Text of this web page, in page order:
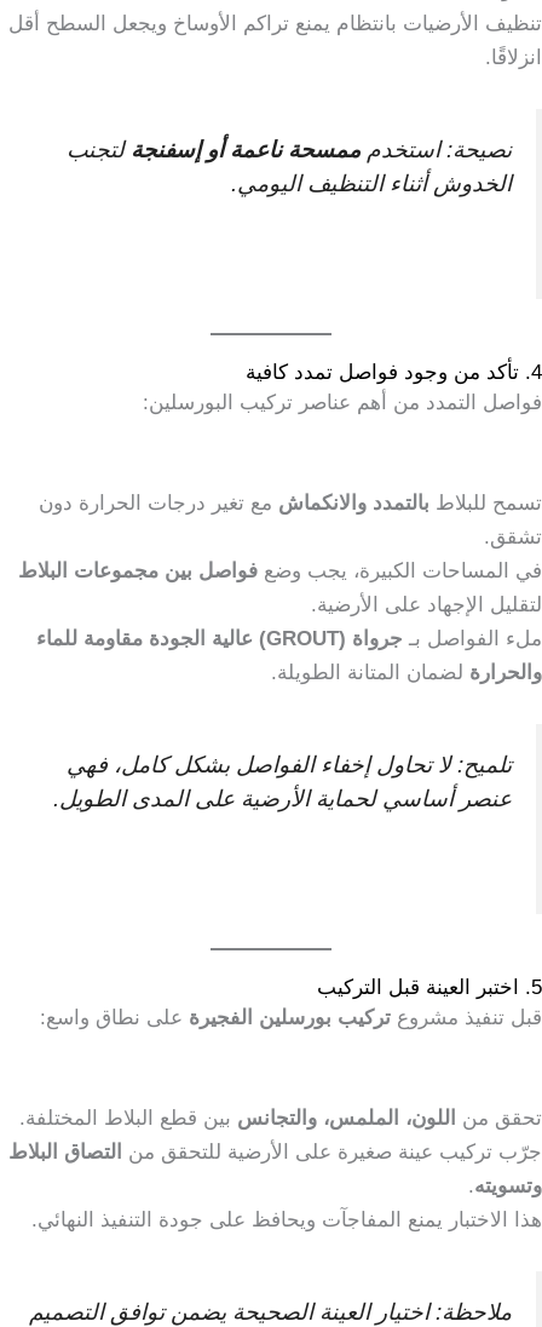
تنظيف الأرضيات بانتظام يمنع تراكم الأوساخ ويجعل السطح أقل
انزلاقًا.
نصيحة: استخدم ممسحة ناعمة أو إسفنجة لتجنب
الخدوش أثناء التنظيف اليومي.
4. تأكد من وجود فواصل تمدد كافية
فواصل التمدد من أهم عناصر تركيب البورسلين:
تسمح للبلاط بالتمدد والانكماش مع تغير درجات الحرارة دون
تشقق.
في المساحات الكبيرة، يجب وضع فواصل بين مجموعات البلاط
لتقليل الإجهاد على الأرضية.
ملء الفواصل بـ
جرواة (GROUT) عالية الجودة مقاومة للماء
والحرارة لضمان المتانة الطويلة.
تلميح: لا تحاول إخفاء الفواصل بشكل كامل، فهي
عنصر أساسي لحماية الأرضية على المدى الطويل.
5. اختبر العينة قبل التركيب
قبل تنفيذ مشروع تركيب بورسلين الفجيرة على نطاق واسع:
تحقق من اللون، الملمس، والتجانس بين قطع البلاط المختلفة.
جرّب تركيب عينة صغيرة على الأرضية للتحقق من التصاق البلاط
وتسويته.
هذا الاختبار يمنع المفاجآت ويحافظ على جودة التنفيذ النهائي.
ملاحظة: اختيار العينة الصحيحة يضمن توافق التصميم